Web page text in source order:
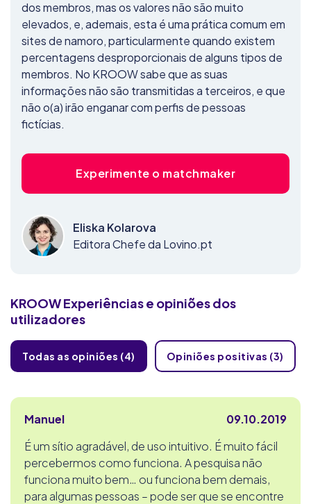
dos membros, mas os valores não são muito
elevados, e, ademais, esta é uma prática comum em
sites de namoro, particularmente quando existem
percentagens desproporcionais de alguns tipos de
membros. No KROOW sabe que as suas
informações não são transmitidas a terceiros, e que
não o(a) irão enganar com perfis de pessoas
fictícias.
Experimente o matchmaker
Eliska Kolarova
Editora Chefe da Lovino.pt
KROOWExperiências e opiniões dos
utilizadores
Todas as opiniões (4) Opiniões positivas (3)
Manuel
09.10.2019
É um sítio agradável, de uso intuitivo. É muito fácil
percebermos como funciona. A pesquisa não
funciona muito bem… ou funciona bem demais,
para algumas pessoas – pode ser que se encontre